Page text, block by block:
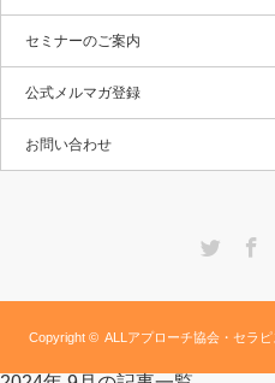
セミナーのご案内
公式メルマガ登録
お問い合わせ
Copyright © ALLアプローチ協会・セラ